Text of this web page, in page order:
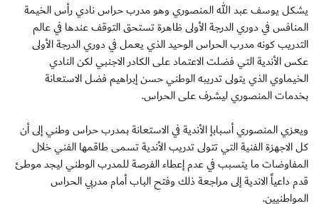
يشكل يوسف عبد الله المنصوري وهو مدرب حراس نادي رأس الخيمة
المنافس في دوري الدرجة الأولى ظاهرة تستحق التوقف عندها في عالم
التدريب كونه مدرب الحراس الوحيد الذي يعمل في دوري الدرجة الأولى
عكس الأندية التي فضلت الاعتماد على الكادر الاجنبي لكن النادي
الخيماوي الذي يتولى تدريبه الوطني حسن إبراهيم فضل الاستعانة
بخدمات المنصوري ليشرف على الحراس.
ويعزي المنصوري أسبابإ الأندية في الاستعانة بمدرب حراس وطني إلى أن
كل الاجهزة الفنية التي تتولى تدريب الأندية تسمى طاقمها الفني خلال
المفاوضات ما يتسبب في عدم إعطاء الفرصة للمدرب الوطني ليجد موطئ
قدم داعياً الاندية إلى مراجعة ذلك وفتح الباب أمام مدربي الحراس
المواطنيين.